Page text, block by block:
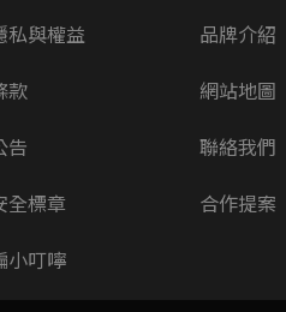
私與權益
款
告
全標章
小叮嚀
品牌介紹
網站地圖
聯絡我們
合作提案